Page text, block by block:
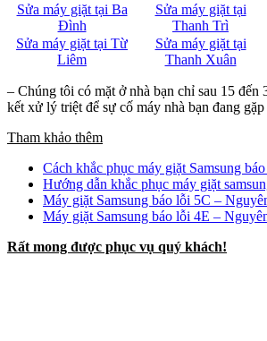
Sửa máy giặt tại Ba
Đình
Sửa máy giặt tại
Thanh Trì
Sửa máy giặt tại Từ
Liêm
Sửa máy giặt tại
Thanh Xuân
– Chúng tôi có mặt ở nhà bạn chỉ sau 15 đến
kết xử lý triệt để sự cố máy nhà bạn đang gặp
Tham khảo thêm
Cách khắc phục máy giặt Samsung
Hướng dẫn khắc phục máy giặt
Máy giặt Samsung báo lỗi 5C –
Máy giặt Samsung báo lỗi 4E –
Rất mong được phục vụ quý khách!